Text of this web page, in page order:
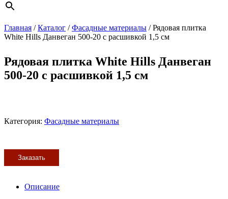
Главная /Каталог /Фасадные материалы / Рядовая плитка
White Hills Данвеган 500-20 с расшивкой 1,5 см
Рядовая плитка White Hills Данвеган
500-20 с расшивкой 1,5 см
Категория: Фасадные материалы
Заказать
Описание